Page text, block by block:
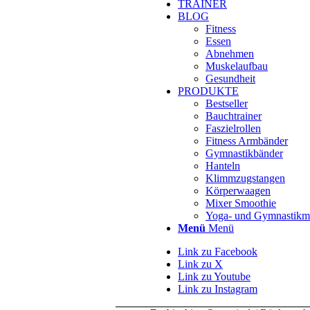
TRAINER
BLOG
Fitness
Essen
Abnehmen
Muskelaufbau
Gesundheit
PRODUKTE
Bestseller
Bauchtrainer
Faszielrollen
Fitness Armbänder
Gymnastikbänder
Hanteln
Klimmzugstangen
Körperwaagen
Mixer Smoothie
Yoga- und
Menü Menü
Link zu Facebook
Link zu X
Link zu Youtube
Link zu Instagram